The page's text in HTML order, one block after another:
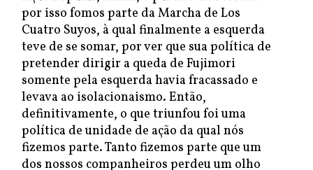
por isso fomos parte da Marcha de Los
Cuatro Suyos, à qual finalmente a esquerda
teve de se somar, por ver que sua política de
pretender dirigir a queda de Fujimori
somente pela esquerda havia fracassado e
levava ao isolacionaismo. Então,
definitivamente, o que triunfou foi uma
política de unidade de ação da qual nós
fizemos parte. Tanto fizemos parte que um
dos nossos companheiros perdeu um olho